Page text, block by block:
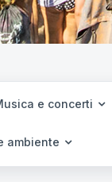
e concerti
ambiente